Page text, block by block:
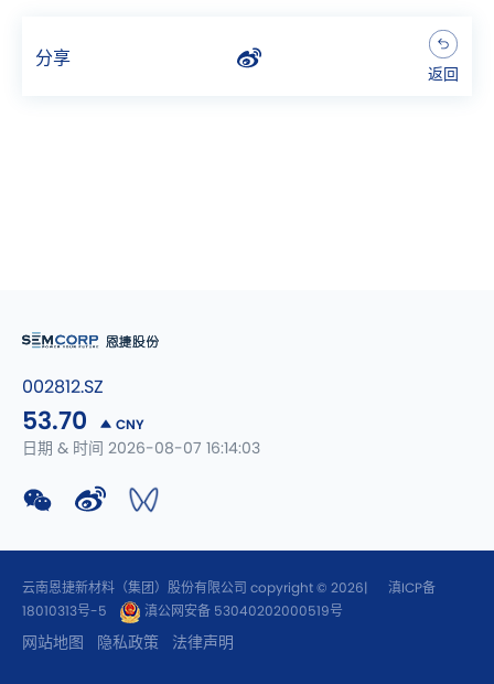
分享
返回
002812.SZ
53.70 CNY
日期 & 时间 2026-08-07 16:14:03
云南恩捷新材料（集团）股份有限公司 copyright © 2026|
滇ICP备
18010313号-5
滇公网安备 53040202000519号
网站地图 隐私政策 法律声明